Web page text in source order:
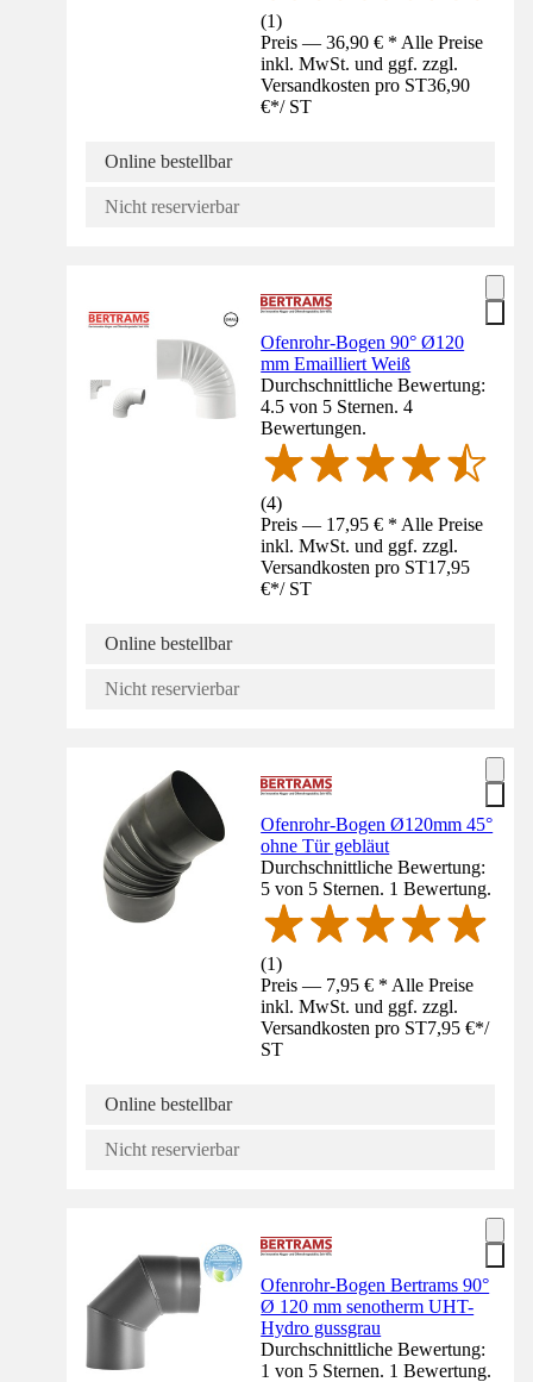
(1)
Preis — 36,90 € * Alle Preise
inkl. MwSt. und ggf. zzgl.
Versandkosten pro ST36,90
€*/ ST
Online bestellbar
Nicht reservierbar
Ofenrohr-Bogen 90° Ø120
mm Emailliert Weiß
Durchschnittliche Bewertung:
4.5 von 5 Sternen. 4
Bewertungen.
(4)
Preis — 17,95 € * Alle Preise
inkl. MwSt. und ggf. zzgl.
Versandkosten pro ST17,95
€*/ ST
Online bestellbar
Nicht reservierbar
Ofenrohr-Bogen Ø120mm 45°
ohne Tür gebläut
Durchschnittliche Bewertung:
5 von 5 Sternen. 1 Bewertung.
(1)
Preis — 7,95 € * Alle Preise
inkl. MwSt. und ggf. zzgl.
Versandkosten pro ST7,95 €*/
ST
Online bestellbar
Nicht reservierbar
Ofenrohr-Bogen Bertrams 90°
Ø 120 mm senotherm UHT-
Hydro gussgrau
Durchschnittliche Bewertung:
1 von 5 Sternen. 1 Bewertung.